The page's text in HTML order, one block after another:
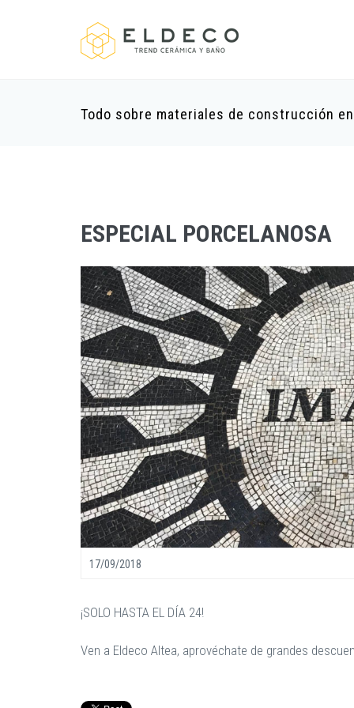
Todo sobre materiales de construcción
ESPECIAL PORCELANOSA
17/09/2018
¡SOLO HASTA EL DÍA 24!
Ven a Eldeco Altea, aprovéchate de grandes